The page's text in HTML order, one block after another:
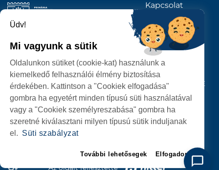
SZEMÉLYES ADATOK VÉDELME
Az oldalt fejlesztette
SZATMÁRNÉMETI
POLGÁRMESTERI HIVATAL
P-ȚA 25 OCTOMBRIE, NR. 1 CORP M, 440026 SATU MARE
Kapcsolat
KÖVESSENEK
Üdv!
Mi vagyunk a sütik
Oldalunkon sütiket (cookie-kat) használunk a
kiemelkedő felhasználói élmény biztosítása
érdekében. Kattintson a "Cookiek elfogadása"
gombra ha egyetért minden típusú süti használatával
vagy a "Cookiek személyreszabása" gombra ha
szeretné kiválasztani milyen típusú sütik induljanak
el. Süti szabályzat
További lehetősegek Elfogadom